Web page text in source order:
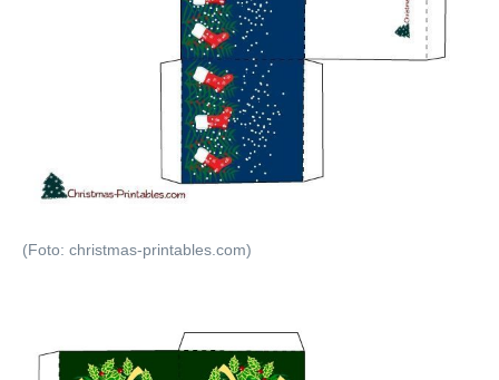
(Foto: christmas-printables.com)